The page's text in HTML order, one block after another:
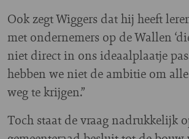
Ook zegt Wiggers dat hij heeft
met ondernemers op de Wallen
niet direct in ons ideaalplaatje
hebben we niet de ambitie om
weg te krijgen.”
Toch staat de vraag nadrukkelijk